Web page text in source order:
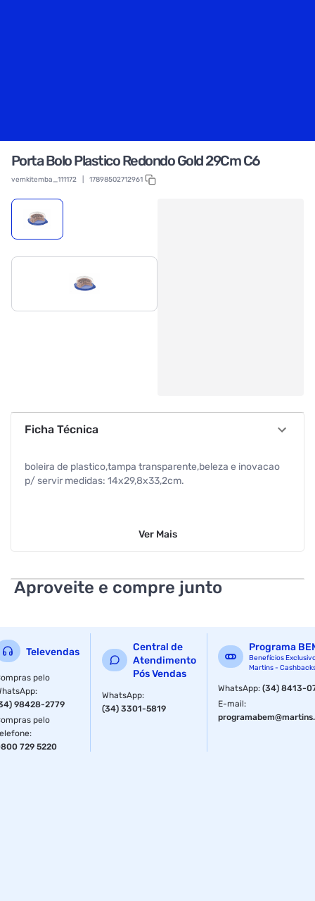
Porta Bolo Plastico Redondo Gold 29Cm C6
vemkitemba_111172 17898502712961
Ficha Técnica
boleira de plastico,tampa transparente,beleza e inovacao
p/ servir medidas: 14x29,8x33,2cm.
Ver Mais
Aproveite e compre junto
Televendas
pelo
:
98428-2779
pelo
:
729 5220
Central de
Atendimento
Pós Vendas
WhatsApp:
(34) 3301-5819
Programa
Benefícios
Martins -
WhatsApp:(34) 8413-
E-mail: